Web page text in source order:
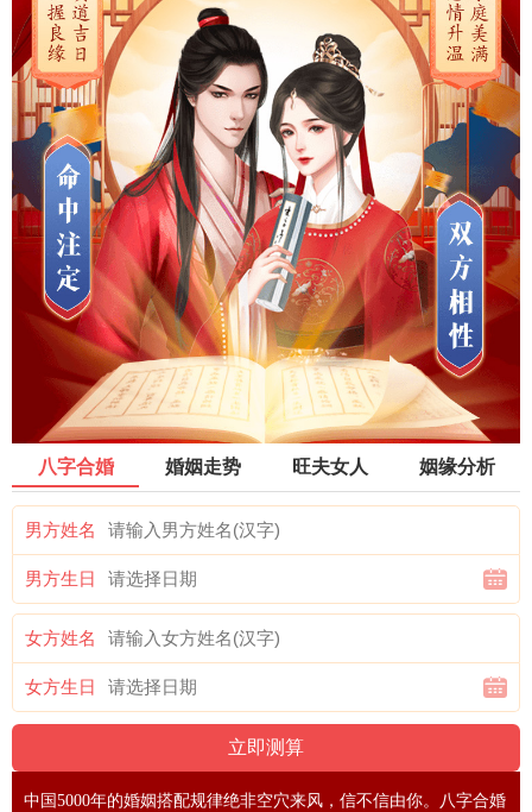
八字合婚 婚姻走势 旺夫女人 姻缘分析
男方姓名
男方生日
女方姓名
女方生日
中国5000年的婚姻搭配规律绝非空穴来风，信不信由你。八字合婚